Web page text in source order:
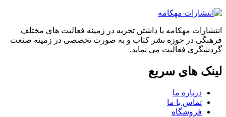
انتشارات مهکامه با داشتن تجربه در زمینه فعالیت های مختلف
فرهنگی در حوزه نشر کتاب و به صورت تخصصی در زمینه صنعت
گردشگری فعالیت می نماید.
لینک های سریع
درباره ما
تماس با ما
فروشگاه